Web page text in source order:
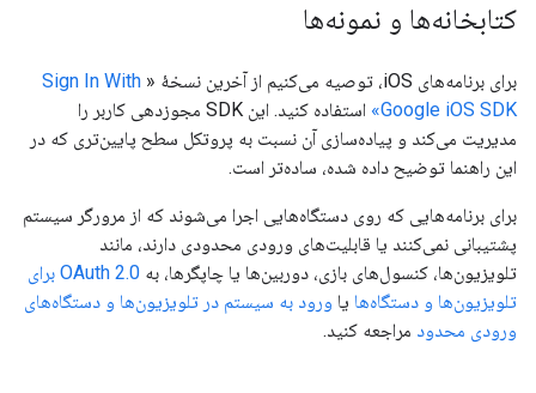
کتابخانه‌ها و نمونه‌ها
برای برنامه‌های iOS، توصیه می‌کنیم از آخرین نسخهٔ «
Sign In With
Google iOS SDK»
استفاده کنید. این SDK مجوزدهی کاربر را
مدیریت می‌کند و پیاده‌سازی آن نسبت به پروتکل سطح پایین‌تری که در
این راهنما توضیح داده شده، ساده‌تر است.
برای برنامه‌هایی که روی دستگاه‌هایی اجرا می‌شوند که از مرورگر سیستم
پشتیبانی نمی‌کنند یا قابلیت‌های ورودی محدودی دارند، مانند
تلویزیون‌ها، کنسول‌های بازی، دوربین‌ها یا چاپگرها، به
OAuth 2.0 برای
تلویزیون‌ها و دستگاه‌ها یا ورود به سیستم در تلویزیون‌ها و دستگاه‌های
ورودی محدود مراجعه کنید.